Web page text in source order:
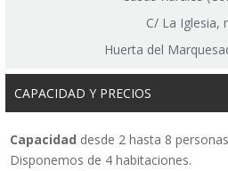
C/ La Iglesia,
Huerta del
CAPACIDAD Y PRECIOS
Capacidad desde 2 hasta 8
Disponemos de 4 habitaciones.